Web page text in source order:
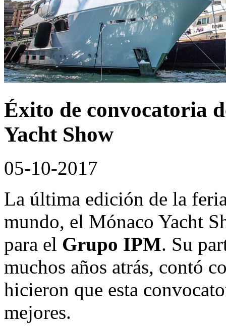
Éxito de convocatoria
Yacht Show
05-10-2017
La última edición de la
mundo, el Mónaco Yacht
para el Grupo IPM. Su
muchos años atrás, contó
hicieron que esta
mejores.